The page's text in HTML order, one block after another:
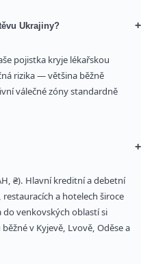
Ukrajiny? +
pojistka kryje lékařskou
rizika — většina běžně
válečné zóny standardně
+
₴). Hlavní kreditní a debetní
a hotelech široce
venkovských oblastí si
v Kyjevě, Lvově, Oděse a